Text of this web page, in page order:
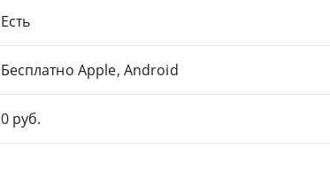
Есть
Бесплатно Apple, Android
0 руб.